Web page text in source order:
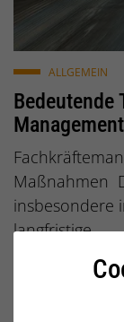
Bedeutende
ALLGEMEIN
Maßnahmen
insbesondere
langfristige…